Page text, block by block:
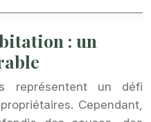
: un
représentent un défi
Cependant,